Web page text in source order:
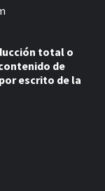
total o
de
escrito de la